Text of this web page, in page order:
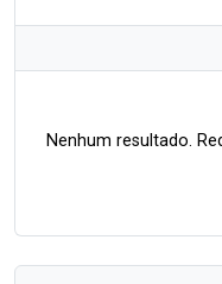
Nenhum resultado.